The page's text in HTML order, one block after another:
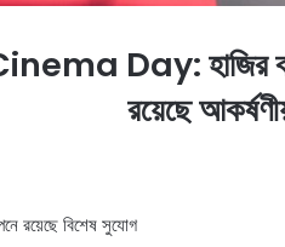
Day: হাজির
রয়েছে
রয়েছে বিশেষ সুযোগ